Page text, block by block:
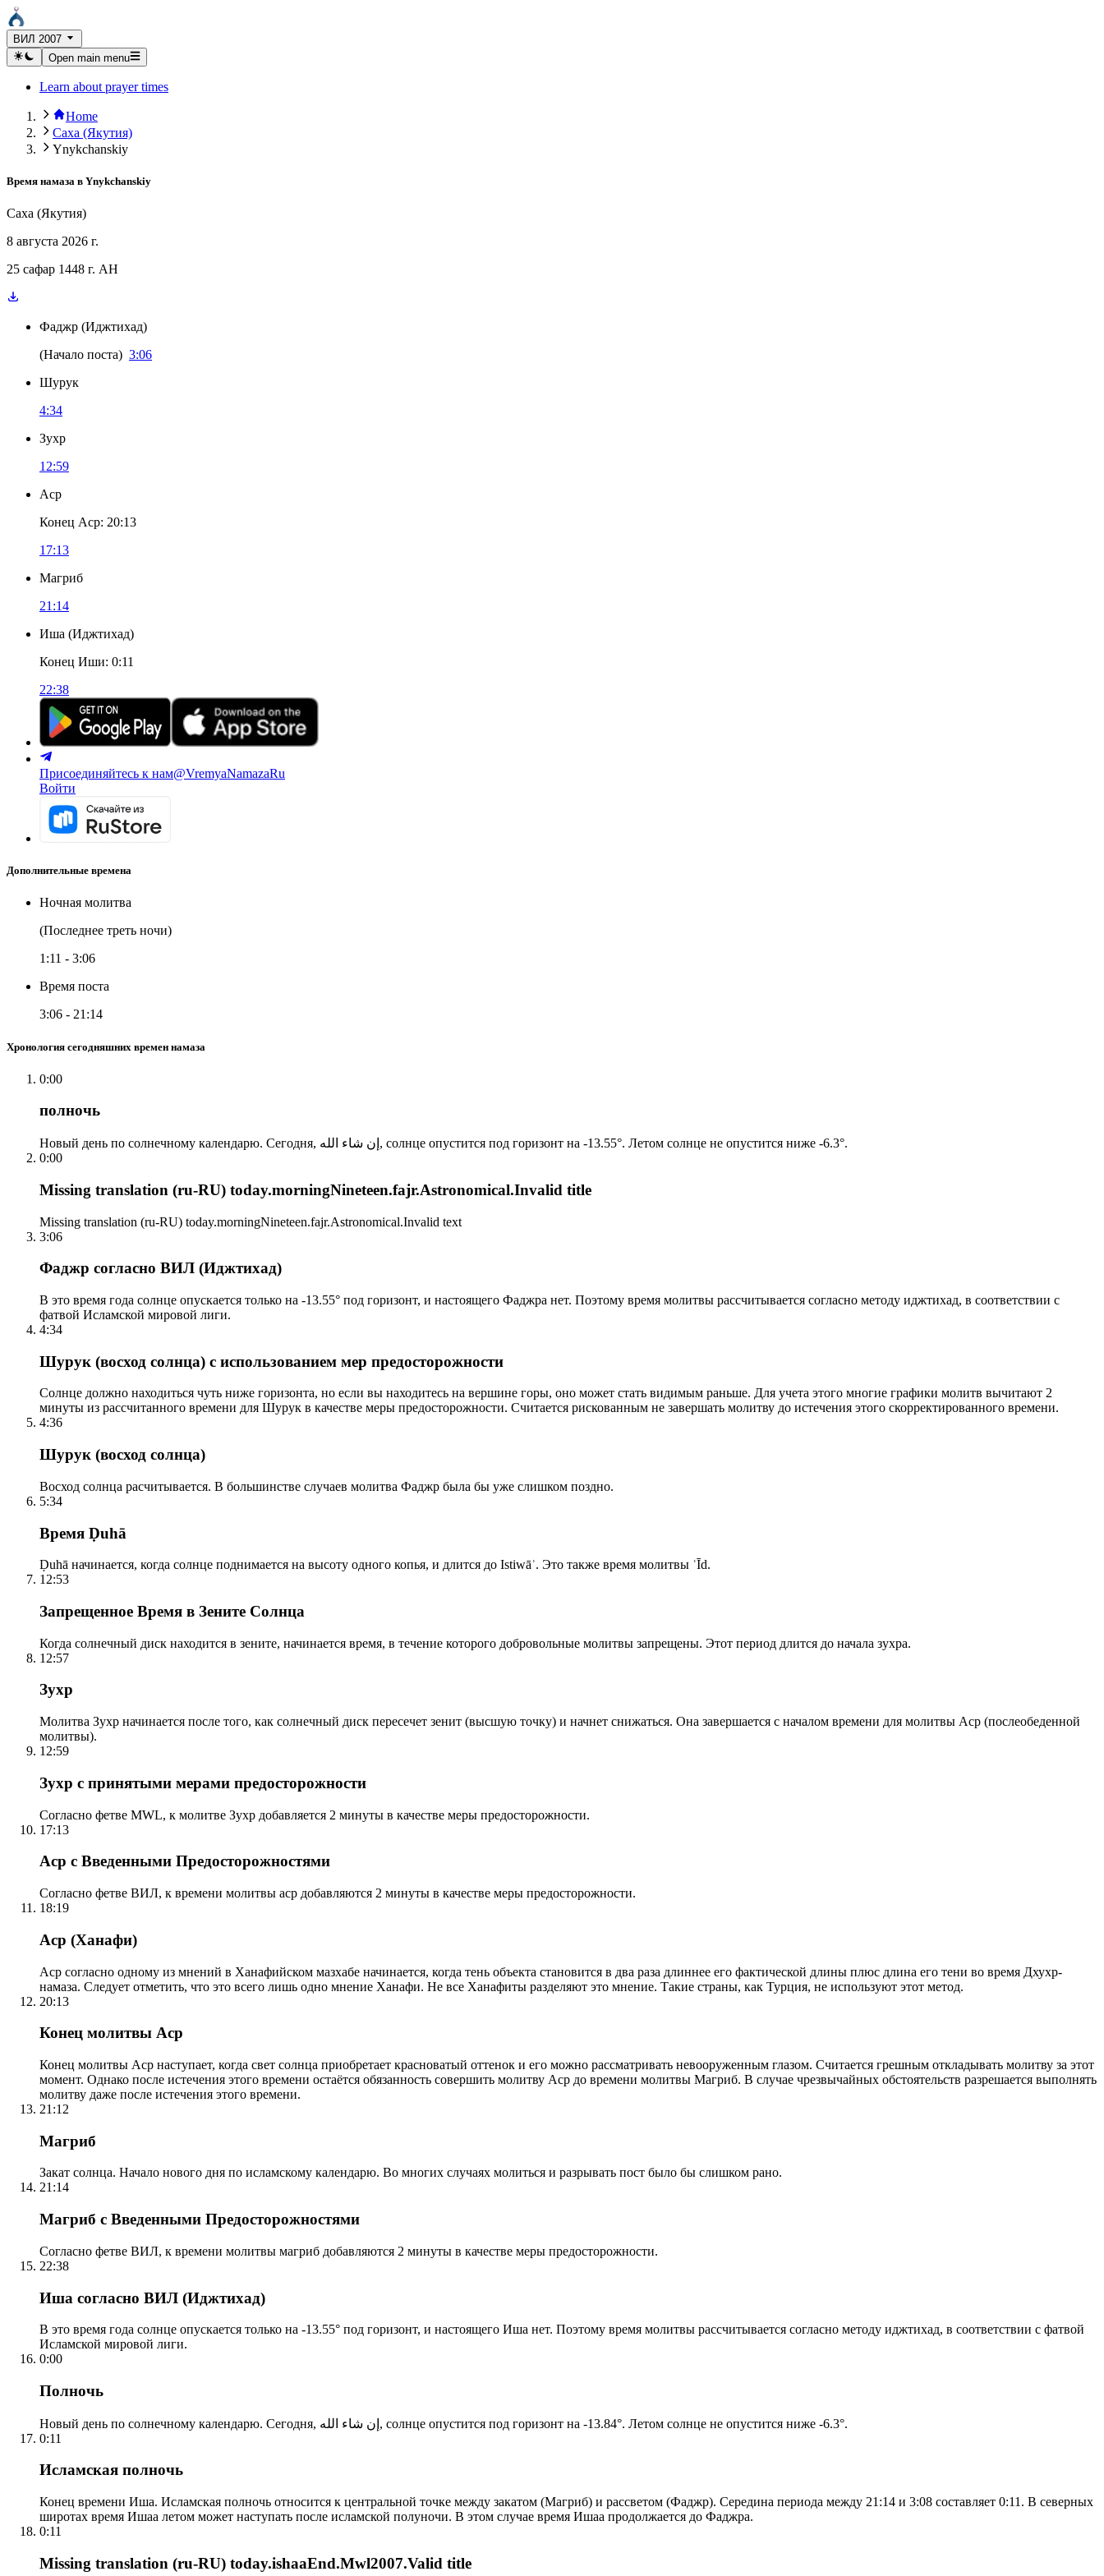
ВИЛ 2007
Open main menu
Learn about prayer times
Home
Саха (Якутия)
Ynykchanskiy
Время намаза в Ynykchanskiy
Саха (Якутия)
8 августа 2026 г.
25 сафар 1448 г. AH
Фаджр (Иджтихад)
(Начало поста) 3:06
Шурук
4:34
Зухр
12:59
Аср
Конец Аср: 20:13
17:13
Магриб
21:14
Иша (Иджтихад)
Конец Иши: 0:11
22:38
Присоединяйтесь к нам@VremyaNamazaRu
Войти
Дополнительные времена
Ночная молитва
(Последнее треть ночи)
1:11 - 3:06
Время поста
3:06 - 21:14
Хронология сегодняшних времен намаза
0:00
полночь
Новый день по солнечному календарю. Сегодня, إن شاء الله, солнце опустится под горизонт на -13.55°. Летом солнце не опустится ниже -6.3°.
0:00
Missing translation (ru-RU) today.morningNineteen.fajr.Astronomical.Invalid title
Missing translation (ru-RU) today.morningNineteen.fajr.Astronomical.Invalid text
3:06
Фаджр согласно ВИЛ (Иджтихад)
В это время года солнце опускается только на -13.55° под горизонт, и настоящего Фаджра нет. Поэтому время молитвы рассчитывается согласно методу иджтихад, в соответствии с
фатвой Исламской мировой лиги.
4:34
Шурук (восход солнца) с использованием мер предосторожности
Солнце должно находиться чуть ниже горизонта, но если вы находитесь на вершине горы, оно может стать видимым раньше. Для учета этого многие графики молитв вычитают 2
минуты из рассчитанного времени для Шурук в качестве меры предосторожности. Считается рискованным не завершать молитву до истечения этого скорректированного времени.
4:36
Шурук (восход солнца)
Восход солнца расчитывается. В большинстве случаев молитва Фаджр была бы уже слишком поздно.
5:34
Время Ḍuhā
Ḍuhā начинается, когда солнце поднимается на высоту одного копья, и длится до Istiwāʾ. Это также время молитвы ʿĪd.
12:53
Запрещенное Время в Зените Солнца
Когда солнечный диск находится в зените, начинается время, в течение которого добровольные молитвы запрещены. Этот период длится до начала зухра.
12:57
Зухр
Молитва Зухр начинается после того, как солнечный диск пересечет зенит (высшую точку) и начнет снижаться. Она завершается с началом времени для молитвы Аср (послеобеденной
молитвы).
12:59
Зухр с принятыми мерами предосторожности
Согласно фетве MWL, к молитве Зухр добавляется 2 минуты в качестве меры предосторожности.
17:13
Аср с Введенными Предосторожностями
Согласно фетве ВИЛ, к времени молитвы аср добавляются 2 минуты в качестве меры предосторожности.
18:19
Аср (Ханафи)
Аср согласно одному из мнений в Ханафийском мазхабе начинается, когда тень объекта становится в два раза длиннее его фактической длины плюс длина его тени во время Дхухр-
намаза. Следует отметить, что это всего лишь одно мнение Ханафи. Не все Ханафиты разделяют это мнение. Такие страны, как Турция, не используют этот метод.
20:13
Конец молитвы Аср
Конец молитвы Аср наступает, когда свет солнца приобретает красноватый оттенок и его можно рассматривать невооруженным глазом. Считается грешным откладывать молитву за этот
момент. Однако после истечения этого времени остаётся обязанность совершить молитву Аср до времени молитвы Магриб. В случае чрезвычайных обстоятельств разрешается выполнять
молитву даже после истечения этого времени.
21:12
Магриб
Закат солнца. Начало нового дня по исламскому календарю. Во многих случаях молиться и разрывать пост было бы слишком рано.
21:14
Магриб с Введенными Предосторожностями
Согласно фетве ВИЛ, к времени молитвы магриб добавляются 2 минуты в качестве меры предосторожности.
22:38
Иша согласно ВИЛ (Иджтихад)
В это время года солнце опускается только на -13.55° под горизонт, и настоящего Иша нет. Поэтому время молитвы рассчитывается согласно методу иджтихад, в соответствии с фатвой
Исламской мировой лиги.
0:00
Полночь
Новый день по солнечному календарю. Сегодня, إن شاء الله, солнце опустится под горизонт на -13.84°. Летом солнце не опустится ниже -6.3°.
0:11
Исламская полночь
Конец времени Иша. Исламская полночь относится к центральной точке между закатом (Магриб) и рассветом (Фаджр). Середина периода между 21:14 и 3:08 составляет 0:11. В северных
широтах время Ишаа летом может наступать после исламской полуночи. В этом случае время Ишаа продолжается до Фаджра.
0:11
Missing translation (ru-RU) today.ishaaEnd.Mwl2007.Valid title